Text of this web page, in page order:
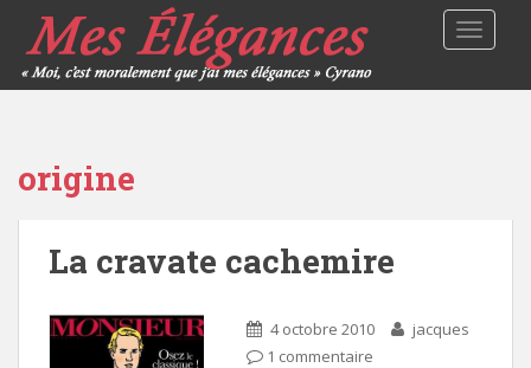
origine
La cravate cachemire
4 octobre 2010
jacques
1 commentaire